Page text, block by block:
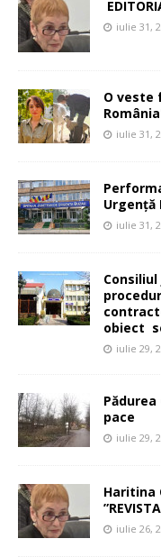
iulie 31,
O veste
iulie 31,
Urgență
iulie 31,
obiect
iulie 29,
pace
iulie 29,
Haritina
iulie 26,